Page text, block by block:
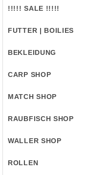
!!!!! SALE !!!!!
FUTTER | BOILIES
BEKLEIDUNG
CARP SHOP
MATCH SHOP
RAUBFISCH SHOP
WALLER SHOP
ROLLEN